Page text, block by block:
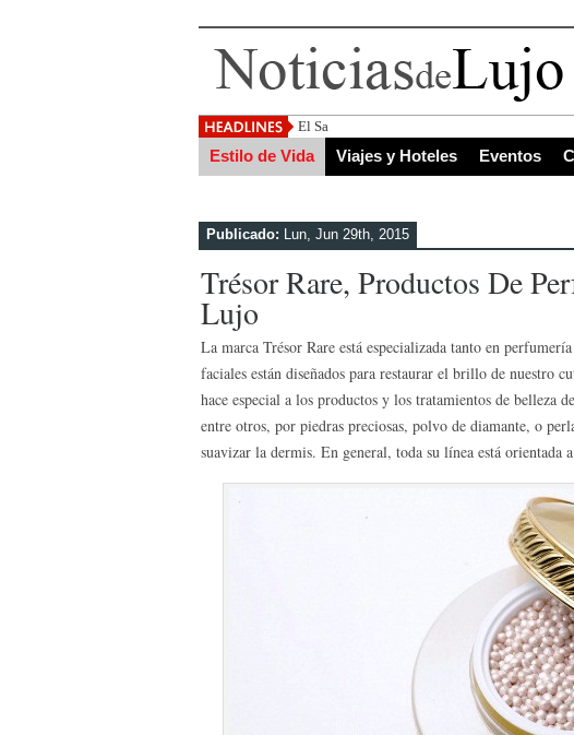
El Salvador, uno de los destinos c
Estilo de Vida Viajes y Hoteles Eventos
Publicado: Lun, Jun 29th, 2015
Trésor Rare, Productos De
Lujo
La marca Trésor Rare está especializada tanto en
faciales están diseñados para restaurar el brillo de nuestro
hace especial a los productos y los tratamientos de belleza
entre otros, por piedras preciosas, polvo de diamante, o
suavizar la dermis. En general, toda su línea está orientada